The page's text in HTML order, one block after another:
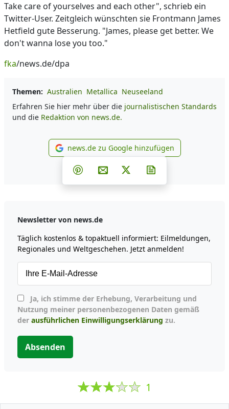
Take care of yourselves and each other", schrieb ein
Twitter-User. Zeitgleich wünschten sie Frontmann James
Hetfield gute Besserung. "James, please get better. We
don't wanna lose you too."
fka/news.de/dpa
Themen: Australien Metallica Neuseeland
Erfahren Sie hier mehr über die journalistischen Standards
und die Redaktion von news.de.
news.de zu Google
news.de zu Google hinzufügen
Teilen auf Facebook
Teilen auf Whatsapp
Teilen auf Telegram
Teilen auf Pinterest
Per E-Mail teilen
Post auf X
Newsletter von news.de
Täglich kostenlos & topaktuell informiert: Eilmeldungen,
Regionales und Weltgeschehen. Jetzt anmelden!
Nutzung meiner personenbezogenen Daten gemäß
der ausführlichen Einwilligungserklärung zu.
Absenden
1